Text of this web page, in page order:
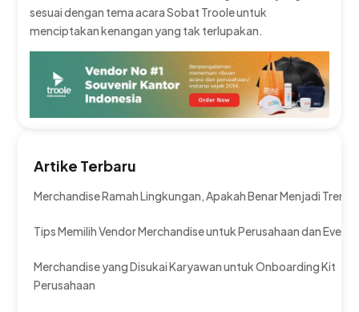
sesuai dengan tema acara Sobat Troole untuk
menciptakan kenangan yang tak terlupakan.
Artike Terbaru
Merchandise Ramah Lingkungan, Apakah Benar Menjadi Tren?
Tips Memilih Vendor Merchandise untuk Perusahaan dan Event
Merchandise yang Disukai Karyawan untuk Onboarding Kit
Perusahaan